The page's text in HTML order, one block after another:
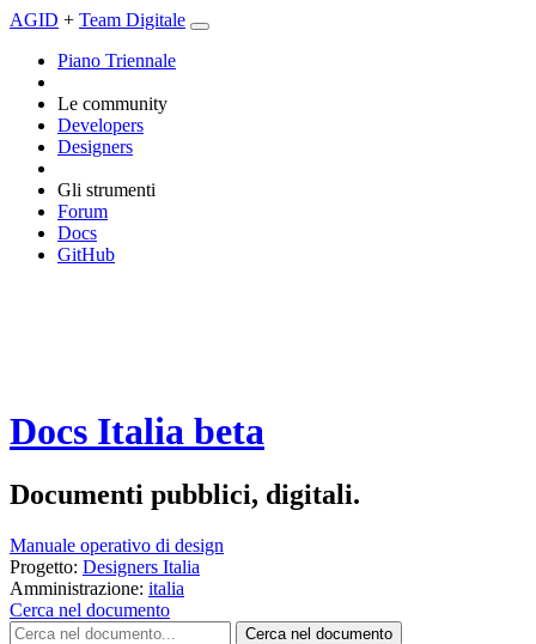
AGID + Team Digitale
Piano Triennale
Le community
Developers
Designers
Gli strumenti
Forum
Docs
GitHub
Docs Italia beta
Documenti pubblici, digitali.
Manuale operativo di design
Progetto: Designers Italia
Amministrazione: italia
Cerca nel documento
Cerca nel documento